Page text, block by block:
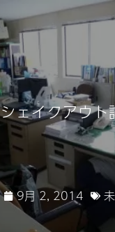
シェイクアウト
9月 2, 2014